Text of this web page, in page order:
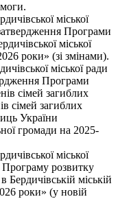
міської
Програми
міської
роки» (зі змінами).
міської ради
Програми
сімей загиблих
сімей загиблих
України
громади на 2025-
міської
розвитку
Бердичівській міській
роки» (у новій